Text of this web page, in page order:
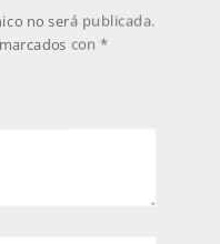
no será publicada.
con *